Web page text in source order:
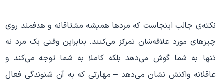
نکته‌ی جالب اینجاست که مردها همیشه مشتاقانه و هدفمند روی
چیزهای مورد علاقه‌شان تمرکز می‌کنند. بنابراین وقتی یک مرد نه
تنها به شما گوش می‌دهد بلکه کاملا به شما توجه می‌کند و
عاقلانه واکنش نشان می‌دهد – مهارتی که به آن شنوندگی فعال